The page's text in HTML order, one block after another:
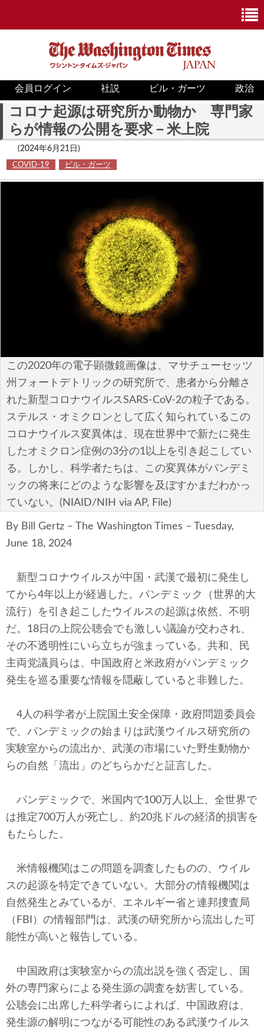
ニュース
政治
ホワイトハウス
安全保障
ビジネス・経済
ポリシー
税制・予算
エネルギー・環境
サイバーセキュリティ―
航空宇宙・防衛
国境・移民政策
社説
ビル・ガーツ
東アジア
東京発
会員ログイン 社説 ビル・ガーツ 政治
コロナ起源は研究所か動物か 専門家
らが情報の公開を要求－米上院
(2024年6月21日)
COVID-19 ビル・ガーツ
この2020年の電子顕微鏡画像は、マサチューセッツ
州フォートデトリックの研究所で、患者から分離さ
れた新型コロナウイルスSARS-CoV-2の粒子である。
ステルス・オミクロンとして広く知られているこの
コロナウイルス変異体は、現在世界中で新たに発生
したオミクロン症例の3分の1以上を引き起こしてい
る。しかし、科学者たちは、この変異体がパンデミ
ックの将来にどのような影響を及ぼすかまだわかっ
ていない。(NIAID/NIH via AP, File)
By Bill Gertz – The Washington Times – Tuesday,
June 18, 2024
新型コロナウイルスが中国・武漢で最初に発生し
てから4年以上が経過した。パンデミック（世界的大
流行）を引き起こしたウイルスの起源は依然、不明
だ。18日の上院公聴会でも激しい議論が交わされ、
その不透明性にいら立ちが強まっている。共和、民
主両党議員らは、中国政府と米政府がパンデミック
発生を巡る重要な情報を隠蔽していると非難した。
4人の科学者が上院国土安全保障・政府問題委員会
で、パンデミックの始まりは武漢ウイルス研究所の
実験室からの流出か、武漢の市場にいた野生動物か
らの自然「流出」のどちらかだと証言した。
パンデミックで、米国内で100万人以上、全世界で
は推定700万人が死亡し、約20兆ドルの経済的損害を
もたらした。
米情報機関はこの問題を調査したものの、ウイル
スの起源を特定できていない。大部分の情報機関は
自然発生とみているが、エネルギー省と連邦捜査局
（FBI）の情報部門は、武漢の研究所から流出した可
能性が高いと報告している。
中国政府は実験室からの流出説を強く否定し、国
外の専門家らによる発生源の調査を妨害している。
公聴会に出席した科学者らによれば、中国政府は、
発生源の解明につながる可能性のある武漢ウイルス